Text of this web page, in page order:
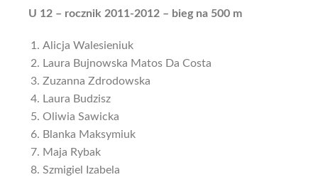
U 12 – rocznik 2011-2012 – bieg na 500 m
Alicja Walesieniuk
Laura Bujnowska Matos Da Costa
Zuzanna Zdrodowska
Laura Budzisz
Oliwia Sawicka
Blanka Maksymiuk
Maja Rybak
Szmigiel Izabela